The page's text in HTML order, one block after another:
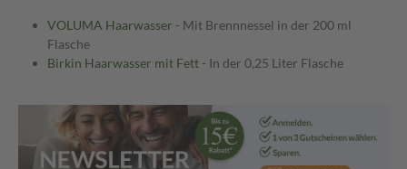
VOLUMA Haarwasser - Mit Brennnessel in der 200 ml
Flasche
Birkin Haarwasser mit Fett - In der 0,25 Liter Flasche